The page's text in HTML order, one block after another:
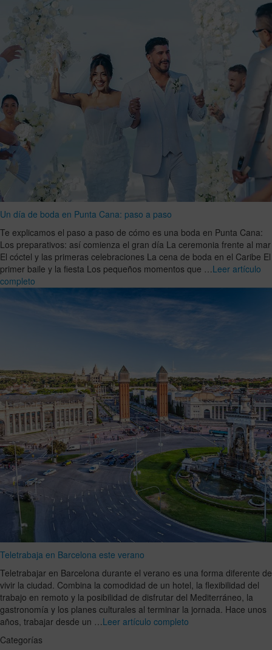
Un día de boda en Punta Cana: paso a paso
Te explicamos el paso a paso de cómo es una boda en Punta Cana:
Los preparativos: así comienza el gran día La ceremonia frente al mar
El cóctel y las primeras celebraciones La cena de boda en el Caribe El
primer baile y la fiesta Los pequeños momentos que …Leer artículo
completo
Teletrabaja en Barcelona este verano
Teletrabajar en Barcelona durante el verano es una forma diferente de
vivir la ciudad. Combina la comodidad de un hotel, la flexibilidad del
trabajo en remoto y la posibilidad de disfrutar del Mediterráneo, la
gastronomía y los planes culturales al terminar la jornada. Hace unos
años, trabajar desde un …Leer artículo completo
Categorías